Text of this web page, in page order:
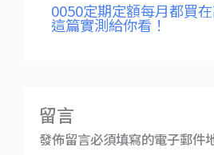
0050定期定額每月都買
這篇實測給你看！
留言
發佈留言必須填寫的電子郵件